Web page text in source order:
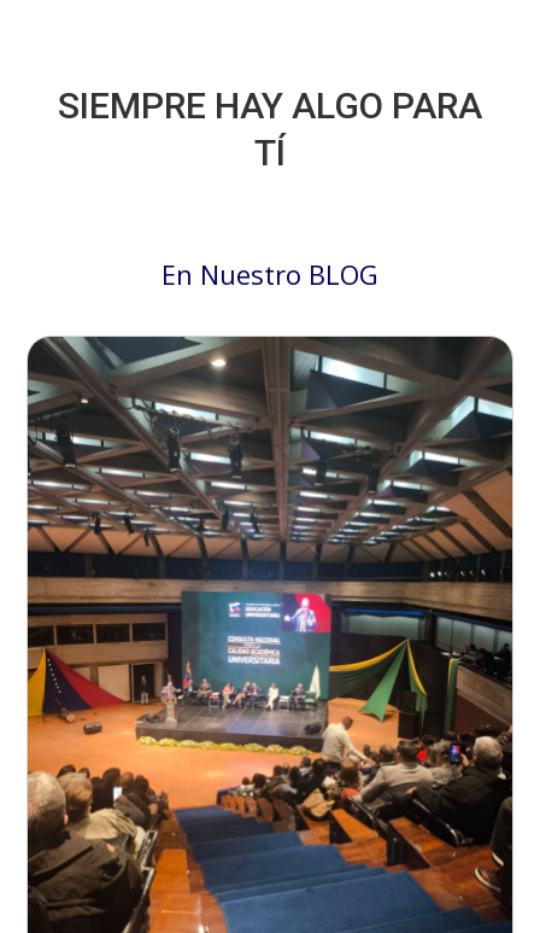
SIEMPRE HAY ALGO PARA
TÍ
En Nuestro BLOG